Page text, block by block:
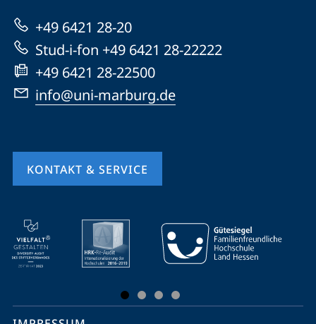
zur
Website
+49 6421 28-20
Stud-i-fon +49 6421 28-22222
+49 6421 28-22500
info@uni-marburg.de
KONTAKT & SERVICE
Mobile-
Service-
Navigation
Social